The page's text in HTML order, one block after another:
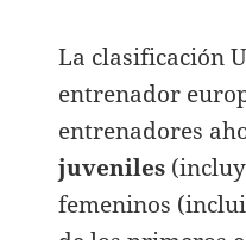
La clasificación
entrenador
entrenadores
juveniles
femeninos